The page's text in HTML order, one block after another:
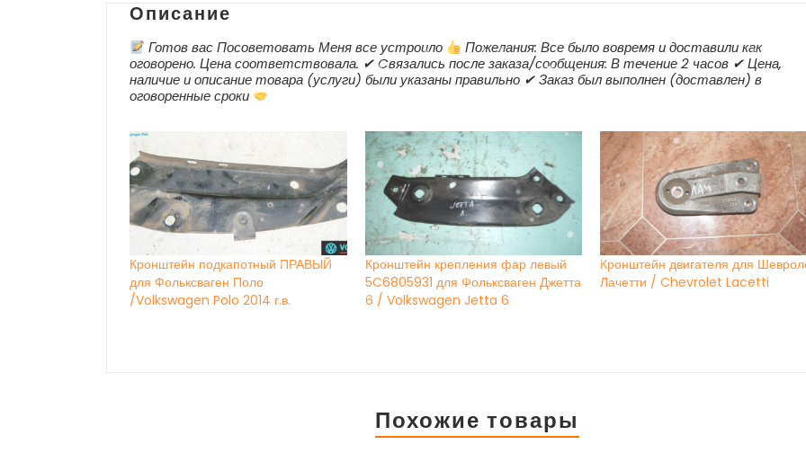
Описание
Готов вас Посоветовать Меня все устроило
Пожелания: Все было вовремя и доставили как
оговорено. Цена соответствовала. ✔ Cвязались после заказа/сообщения: В течение 2 часов ✔ Цена,
наличие и описание товара (услуги) были указаны правильно ✔ Заказ был выполнен (доставлен) в
оговоренные сроки
Кронштейн подкапотный ПРАВЫЙ
для Фольксваген Поло
/Volkswagen Polo 2014 г.в.
Кронштейн крепления фар левый
5C6805931 для Фольксваген Джетта
6 / Volkswagen Jetta 6
Кронштейн двигателя для
Лачетти / Chevrolet Lacetti
Похожие товары